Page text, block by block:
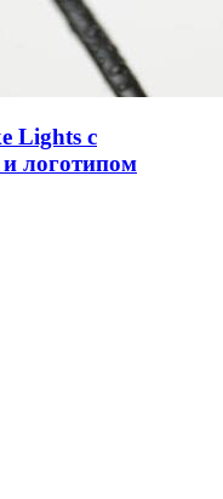
Lights с
логотипом